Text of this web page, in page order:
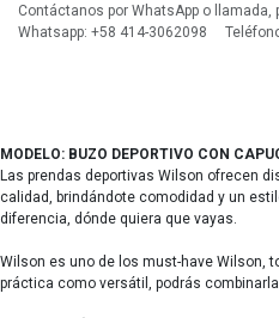
Contáctanos por WhatsApp o
Whatsapp: +58 414-3062098
MODELO: BUZO DEPORTIVO CON
Las prendas deportivas Wilson ofrecen
calidad, brindándote comodidad y un
diferencia, dónde quiera que vayas.
Wilson es uno de los must-have Wilson,
práctica como versátil, podrás